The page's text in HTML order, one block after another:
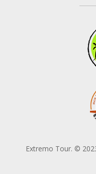
Extremo Tour. ©